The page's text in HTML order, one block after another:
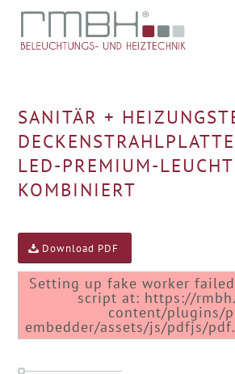
SANITÄR +
LED-PREMIUM-
KOMBINIERT
Download PDF
Setting up fake worker
script at: https://
content/plugins/
embedder/assets/js/pdfjs/